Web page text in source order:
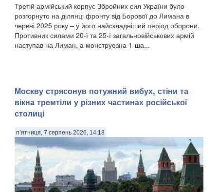
Третій армійський корпус Збройних сил України було
розгорнуто на ділянці фронту від Борової до Лимана в
червні 2025 року – у його найскладніший період оборони.
Противник силами 20-ї та 25-ї загальновійськових армій
наступав на Лиман, а монструозна 1-ша...
Москву стрясонув потужний вибух, стіни та
вікна тремтіли у різних частинах російської
столиці
п’ятниця, 7 серпень 2026, 14:18